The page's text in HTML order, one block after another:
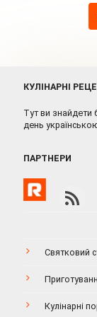
КУЛІНАРНІ
Тут ви знайдети
день
ПАРТНЕРИ
Святковий
Кулінарні